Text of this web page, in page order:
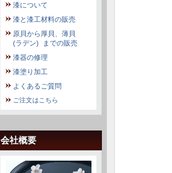
漆について
漆と漆工材料の販売
原貝から厚貝、薄貝
(ラデン) までの販売
漆器の修理
漆塗り加工
よくあるご質問
ご注文はこちら
会社概要